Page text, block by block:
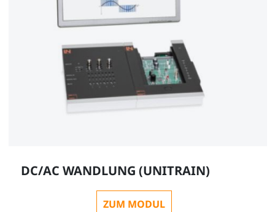
DC/AC WANDLUNG (UNITRAIN)
ZUM MODUL